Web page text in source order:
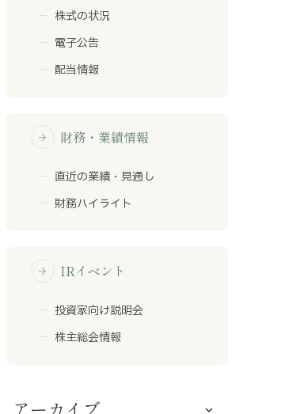
株式の状況
電子公告
配当情報
arrow_forward 財務・業績情報
直近の業績・見通し
財務ハイライト
arrow_forward IRイベント
投資家向け説明会
株主総会情報
アーカイブ